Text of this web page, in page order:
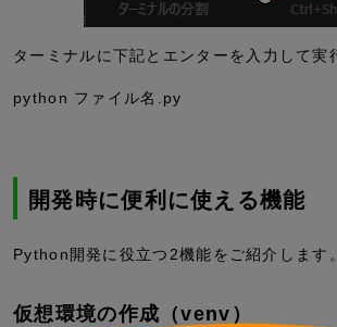
ターミナルに下記とエンターを入力して実
python ファイル名.py
開発時に便利に使える機能
Python開発に役立つ2機能をご紹介します。
仮想環境の作成（venv）